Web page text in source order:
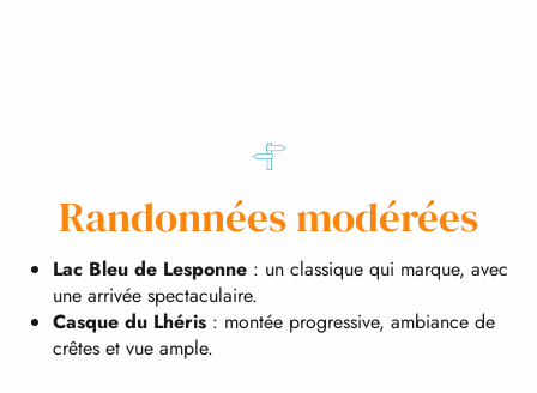
Randonnées modérées
Lac Bleu de Lesponne : un classique qui marque, avec
une arrivée spectaculaire.
Casque du Lhéris : montée progressive, ambiance de
crêtes et vue ample.